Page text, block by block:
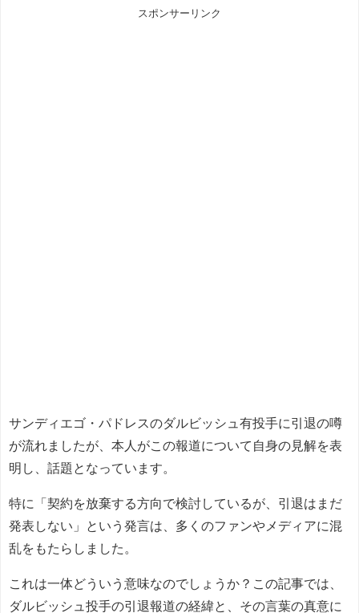
スポンサーリンク
サンディエゴ・パドレスのダルビッシュ有投手に引退の噂
が流れましたが、本人がこの報道について自身の見解を表
明し、話題となっています。
特に「契約を放棄する方向で検討しているが、引退はまだ
発表しない」という発言は、多くのファンやメディアに混
乱をもたらしました。
これは一体どういう意味なのでしょうか？この記事では、
ダルビッシュ投手の引退報道の経緯と、その言葉の真意に